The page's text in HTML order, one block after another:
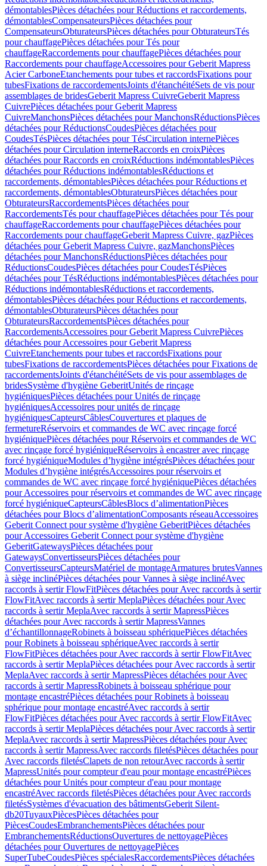
démontablesPièces détachées pour Réductions et raccordements,
démontablesCompensateursPièces détachées pour
CompensateursObturateursPièces détachées pour ObturateursTés
pour chauffagePièces détachées pour Tés pour
chauffageRaccordements pour chauffagePièces détachées pour
Raccordements pour chauffageAccessoires pour Geberit Mapress
Acier CarboneEtanchements pour tubes et raccordsFixations pour
tubesFixations de raccordementsJoints d'étanchéitéSets de vis pour
assemblages de bridesGeberit Mapress CuivreGeberit Mapress
CuivrePièces détachées pour Geberit Mapress
CuivreManchonsPièces détachées pour ManchonsRéductionsPièces
détachées pour RéductionsCoudesPièces détachées pour
CoudesTésPièces détachées pour TésCirculation internePièces
détachées pour Circulation interneRaccords en croixPièces
détachées pour Raccords en croixRéductions indémontablesPièces
détachées pour Réductions indémontablesRéductions et
raccordements, démontablesPièces détachées pour Réductions et
raccordements, démontablesObturateursPièces détachées pour
ObturateursRaccordementsPièces détachées pour
RaccordementsTés pour chauffagePièces détachées pour Tés pour
chauffageRaccordements pour chauffagePièces détachées pour
Raccordements pour chauffageGeberit Mapress Cuivre, gazPièces
détachées pour Geberit Mapress Cuivre, gazManchonsPièces
détachées pour ManchonsRéductionsPièces détachées pour
RéductionsCoudesPièces détachées pour CoudesTésPièces
détachées pour TésRéductions indémontablesPièces détachées pour
Réductions indémontablesRéductions et raccordements,
démontablesPièces détachées pour Réductions et raccordements,
démontablesObturateursPièces détachées pour
ObturateursRaccordementsPièces détachées pour
RaccordementsAccessoires pour Geberit Mapress CuivrePièces
détachées pour Accessoires pour Geberit Mapress
CuivreEtanchements pour tubes et raccordsFixations pour
tubesFixations de raccordementsPièces détachées pour Fixations de
raccordementsJoints d'étanchéitéSets de vis pour assemblages de
bridesSystème d'hygiène GeberitUnités de rinçage
hygiéniquesPièces détachées pour Unités de rinçage
hygiéniquesAccessoires pour unités de rinçage
hygiéniquesCapteursCâblesCouvertures et plaques de
fermetureRéservoirs et commandes de WC avec rinçage forcé
hygiéniquePièces détachées pour Réservoirs et commandes de WC
avec rinçage forcé hygiéniqueRéservoirs à encastrer avec rinçage
forcé hygiéniqueModules d’hygiène intégrésPièces détachées pour
Modules d’hygiène intégrésAccessoires pour réservoirs et
commandes de WC avec rinçage forcé hygiéniquePièces détachées
pour Accessoires pour réservoirs et commandes de WC avec rinçage
forcé hygiéniqueCapteursCâblesBlocs d’alimentationPièces
détachées pour Blocs d’alimentationComposants réseauAccessoires
Geberit Connect pour système d'hygiène GeberitPièces détachées
pour Accessoires Geberit Connect pour système d'hygiène
GeberitGatewaysPièces détachées pour
GatewaysConvertisseursPièces détachées pour
ConvertisseursCapteursMatériel de montageArmatures brutesVannes
à siège inclinéPièces détachées pour Vannes à siège inclinéAvec
raccords à sertir FlowFitPièces détachées pour Avec raccords à sertir
FlowFitAvec raccords à sertir MeplaPièces détachées pour Avec
raccords à sertir MeplaAvec raccords à sertir MapressPièces
détachées pour Avec raccords à sertir MapressVannes
d’échantillonnageRobinets à boisseau sphériquePièces détachées
pour Robinets à boisseau sphériqueAvec raccords à sertir
FlowFitPièces détachées pour Avec raccords à sertir FlowFitAvec
raccords à sertir MeplaPièces détachées pour Avec raccords à sertir
MeplaAvec raccords à sertir MapressPièces détachées pour Avec
raccords à sertir MapressRobinets à boisseau sphérique pour
montage encastréPièces détachées pour Robinets à boisseau
sphérique pour montage encastréAvec raccords à sertir
FlowFitPièces détachées pour Avec raccords à sertir FlowFitAvec
raccords à sertir MeplaPièces détachées pour Avec raccords à sertir
MeplaAvec raccords à sertir MapressPièces détachées pour Avec
raccords à sertir MapressAvec raccords filetésPièces détachées pour
Avec raccords filetésClapets de non retourAvec raccords à sertir
MapressUnités pour compteur d'eau pour montage encastréPièces
détachées pour Unités pour compteur d'eau pour montage
encastréAvec raccords filetésPièces détachées pour Avec raccords
filetésSystèmes d'évacuation des bâtimentsGeberit Silent-
db20TuyauxPiècesPièces détachées pour
PiècesCoudesEmbranchementsPièces détachées pour
EmbranchementsRéductionsOuvertures de nettoyagePièces
détachées pour Ouvertures de nettoyagePièces
SuperTubeCoudesPièces spécialesRaccordementsPièces détachées